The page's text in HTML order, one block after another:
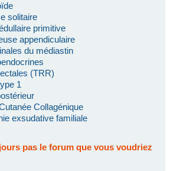
solitaire
primitive
appendiculaire
du médiastin
(TRR)
1
Collagénique
exsudative familiale
pas le forum que vous voudriez